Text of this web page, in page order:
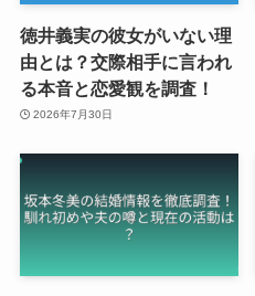
徳井義実の彼女がいない理
由とは？交際相手に言われ
る本音と恋愛観を調査！
2026年7月30日